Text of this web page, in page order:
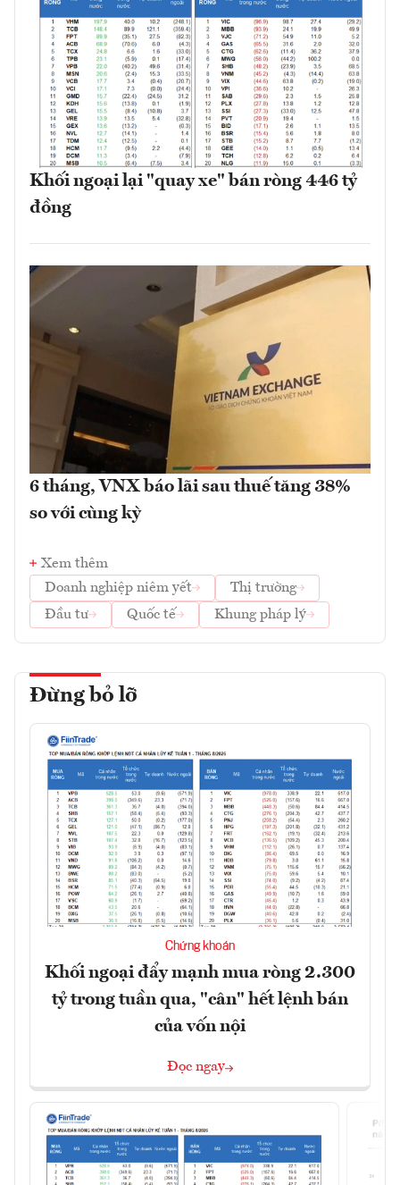
Khối ngoại lại "quay xe" bán ròng 446 tỷ
đồng
6 tháng, VNX báo lãi sau thuế tăng 38%
so với cùng kỳ
Xem thêm
Doanh nghiệp niêm yết
Thị trường
Đầu tư
Quốc tế Khung pháp lý
Đừng bỏ lỡ
Chứng khoán
Khối ngoại đẩy mạnh mua ròng 2.300
tỷ trong tuần qua, "cân" hết lệnh bán
của vốn nội
Đọc ngay